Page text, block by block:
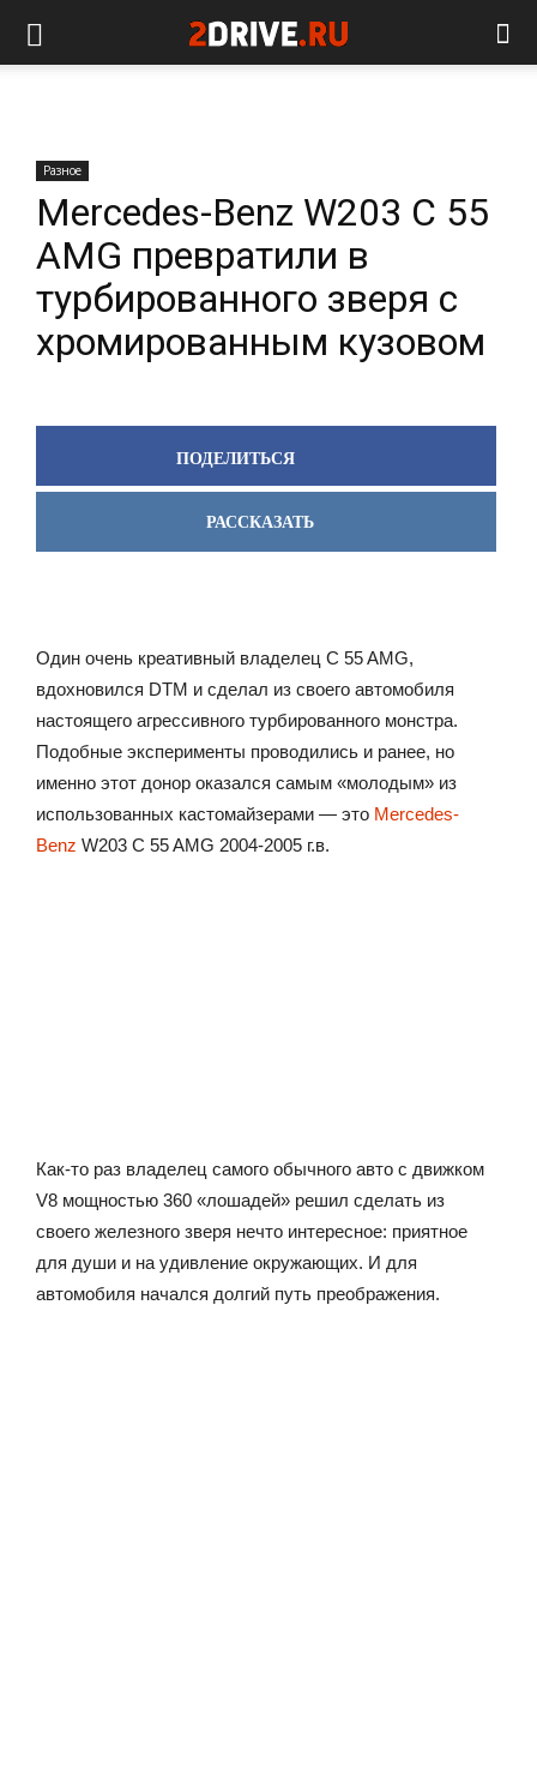
Разное
Mercedes-Benz W203 C 55
AMG превратили в
турбированного зверя с
хромированным кузовом
ПОДЕЛИТЬСЯ
РАССКАЗАТЬ
Один очень креативный владелец C 55 AMG,
вдохновился DTM и сделал из своего автомобиля
настоящего агрессивного турбированного монстра.
Подобные эксперименты проводились и ранее, но
именно этот донор оказался самым «молодым» из
использованных кастомайзерами — это Mercedes-
Benz W203 C 55 AMG 2004-2005 г.в.
Как-то раз владелец самого обычного авто с движком
V8 мощностью 360 «лошадей» решил сделать из
своего железного зверя нечто интересное: приятное
для души и на удивление окружающих. И для
автомобиля начался долгий путь преображения.